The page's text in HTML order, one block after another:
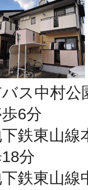
ス中村公
6分
鉄東山線
分
鉄東山線